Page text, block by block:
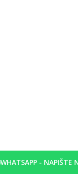
WHATSAPP - NAPIŠTE